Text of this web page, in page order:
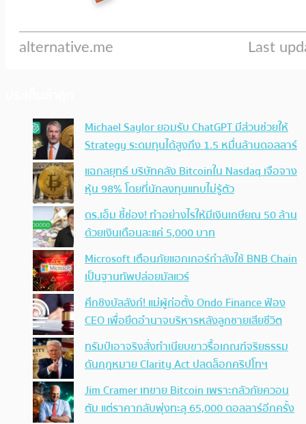
Michael Saylor ยอมรับ ChatGPT มีส่วนช่วยให้
Strategy ระดมทุนได้สูงถึง 1.5 หมื่นล้านดอลลาร์
แฉกลยุทธ์ บริษัทคลัง Bitcoinใน Nasdaq เจือจาง
หุ้น 98% โดยที่นักลงทุนแทบไม่รู้ตัว
ดร.เอ็ม ชี้ช่อง! ทำอย่างไรให้มีเงินเกษียณ 50 ล้าน
ด้วยเงินเดือนละแค่ 5,000 บาท
Microsoft เตือนภัยแฮกเกอร์กำลังใช้ BNB Chain
เป็นฐานทัพปล่อยมัลแวร์
ศึกชิงบัลลังก์! แม่ผู้ก่อตั้ง Ondo Finance ฟ้อง
CEO เพื่อยึดอำนาจบริหารหลังลูกชายเสียชีวิต
ทรัมป์เอาจริง สั่งทำเนียบขาวรื้อเกณฑ์จริยธรรม
ดันกฎหมาย Clarity Act ปลดล็อกคริปโทฯ
Jim Cramer เทขาย Bitcoin เพราะกลัวภัยควอน
ตัม แต่ราคากลับพุ่งทะลุ 65,000 ดอลลาร์อีกครั้ง